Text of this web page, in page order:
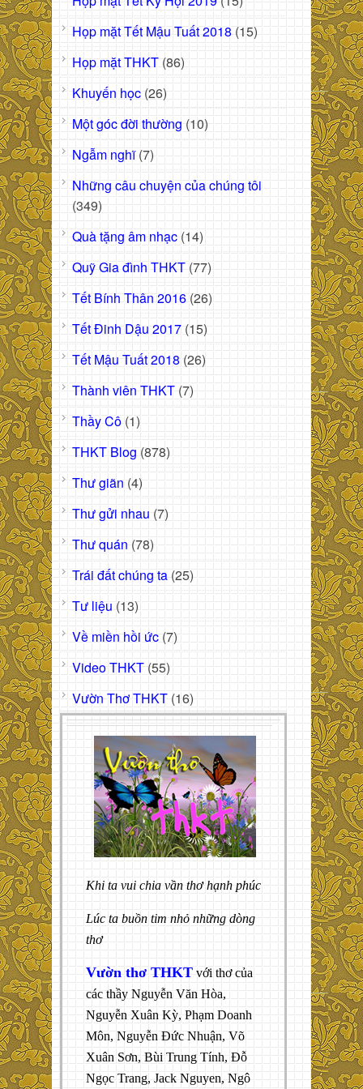
Họp mặt Tết Mậu Tuất 2018 (15)
Họp mặt THKT (86)
Khuyến học (26)
Một góc đời thường (10)
Ngẫm nghĩ(7)
Những câu chuyện của chúng tôi
(349)
Quà tặng âm nhạc (14)
Quỹ Gia đình THKT (77)
Tết Bính Thân 2016 (26)
Tết Đinh Dậu 2017 (15)
Tết Mậu Tuất 2018 (26)
Thành viên THKT (7)
Thầy Cô (1)
THKT Blog (878)
Thư giãn (4)
Thư gửi nhau (7)
Thư quán (78)
Trái đất chúng ta (25)
Tư liệu (13)
Về miền hồi ức (7)
Video THKT (55)
Vườn Thơ THKT (16)
Khi ta vui chia vần thơ hạnh phúc
Lúc ta buồn tim nhỏ những dòng
thơ
Vườn thơ THKT với thơ của
các thầy Nguyễn Văn Hòa,
Nguyễn Xuân Kỳ, Phạm Doanh
Môn, Nguyễn Đức Nhuận, Võ
Xuân Sơn, Bùi Trung Tính, Đỗ
Ngọc Trang, Jack Nguyen, Ngô